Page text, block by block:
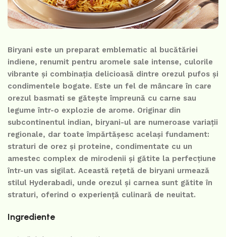
Biryani este un preparat emblematic al bucătăriei
indiene, renumit pentru aromele sale intense, culorile
vibrante și combinația delicioasă dintre orezul pufos și
condimentele bogate. Este un fel de mâncare în care
orezul basmati se gătește împreună cu carne sau
legume într-o explozie de arome. Originar din
subcontinentul indian, biryani-ul are numeroase variații
regionale, dar toate împărtășesc același fundament:
straturi de orez și proteine, condimentate cu un
amestec complex de mirodenii și gătite la perfecțiune
într-un vas sigilat. Această rețetă de biryani urmează
stilul Hyderabadi, unde orezul și carnea sunt gătite în
straturi, oferind o experiență culinară de neuitat.
Ingrediente